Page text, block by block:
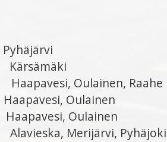
Pyhäjärvi
Kärsämäki
Haapavesi, Oulainen, Raahe
Haapavesi, Oulainen
Haapavesi, Oulainen
Merijärvi, Pyhäjoki